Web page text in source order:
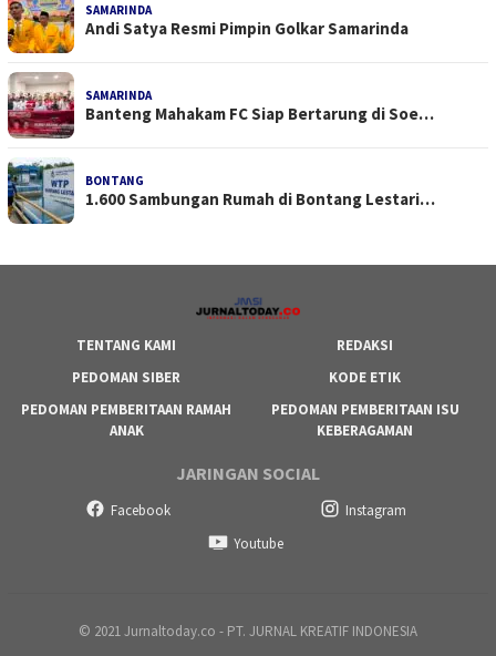
SAMARINDA
Andi Satya Resmi Pimpin Golkar Samarinda
SAMARINDA
Banteng Mahakam FC Siap Bertarung di Soe…
BONTANG
1.600 Sambungan Rumah di Bontang Lestari…
TENTANG KAMI
REDAKSI
PEDOMAN SIBER
KODE ETIK
PEDOMAN PEMBERITAAN RAMAH
ANAK
PEDOMAN PEMBERITAAN ISU
KEBERAGAMAN
JARINGAN SOCIAL
Facebook
Instagram
Youtube
© 2021 Jurnaltoday.co - PT. JURNAL KREATIF INDONESIA